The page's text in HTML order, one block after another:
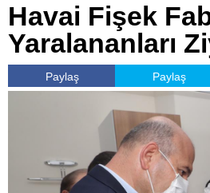
Havai Fişek
Yaralananları
Paylaş Paylaş